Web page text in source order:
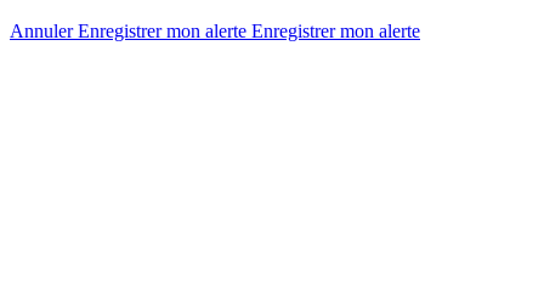
AnnulerEnregistrer mon alerte Enregistrermon alerte